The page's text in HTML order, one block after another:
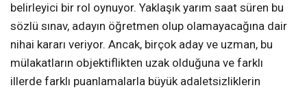
belirleyici bir rol oynuyor. Yaklaşık yarım saat süren bu
sözlü sınav, adayın öğretmen olup olamayacağına dair
nihai kararı veriyor. Ancak, birçok aday ve uzman, bu
mülakatların objektiflikten uzak olduğuna ve farklı
illerde farklı puanlamalarla büyük adaletsizliklerin